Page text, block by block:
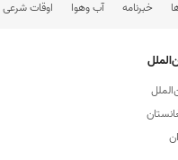
خبرنامه آب وهوا اوقات شرعی